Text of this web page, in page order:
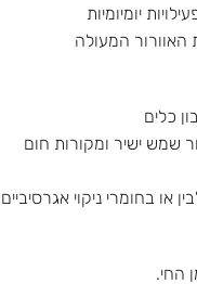
יומיומיות
האוורור המעולה
כלים
שמש ישיר ומקורות חום
או בחומרי ניקוי אגרסיביים
החי.